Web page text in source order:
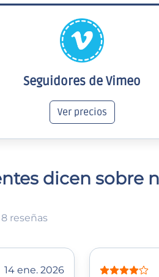
Seguidores de Vimeo
Ver precios
dicen sobre
reseñas
14 ene. 2026